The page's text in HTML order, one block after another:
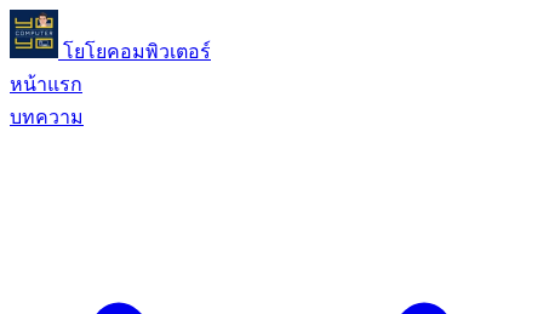
โยโยคอมพิวเตอร์
หน้าแรก
บทความ